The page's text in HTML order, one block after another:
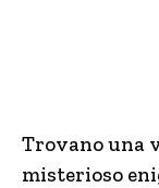
Trovano una
misterioso